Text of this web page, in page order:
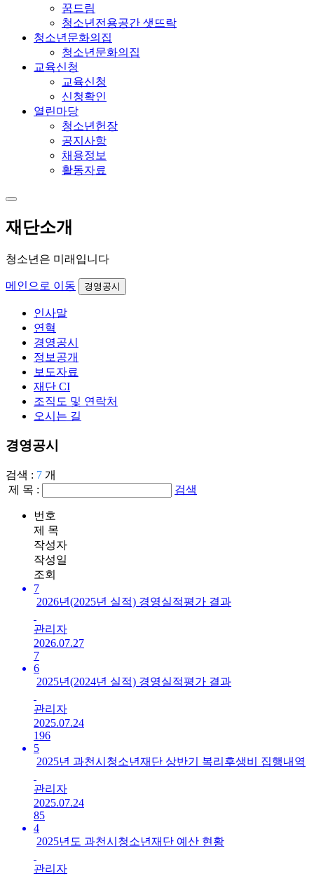
꿈드림
청소년전용공간 샛뜨락
청소년문화의집
청소년문화의집
교육신청
교육신청
신청확인
열린마당
청소년헌장
공지사항
채용정보
활동자료
재단소개
청소년은 미래입니다
메인으로 이동 경영공시
인사말
연혁
경영공시
정보공개
보도자료
재단 CI
조직도 및 연락처
오시는 길
경영공시
검색 : 7 개
제 목 :
검색
번호
제 목
작성자
작성일
조회
7
2026년(2025년 실적) 경영실적평가 결과
관리자
2026.07.27
7
6
2025년(2024년 실적) 경영실적평가 결과
관리자
2025.07.24
196
5
2025년 과천시청소년재단 상반기 복리후생비 집행내역
관리자
2025.07.24
85
4
2025년도 과천시청소년재단 예산 현황
관리자